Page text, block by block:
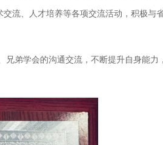
流、人才培养等各项交流活动，积极与
弟学会的沟通交流，不断提升自身能力